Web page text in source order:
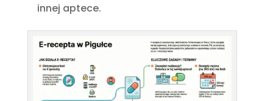
innej aptece.